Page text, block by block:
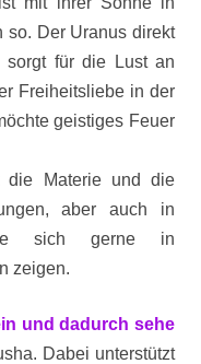
so. Der Uranus direkt
sorgt für die Lust an
Freiheitsliebe in der
geistiges Feuer
Materie und die
aber auch in
die sich gerne in
zeigen.
und dadurch sehe
Dabei unterstützt